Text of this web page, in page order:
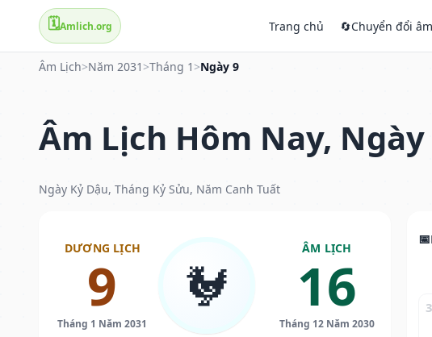
🗓️Amlich.org Trang chủ 🔄Chuyển đổi
Âm Lịch>Năm 2031 >Tháng 1 >Ngày 9
Âm Lịch Hôm Nay,
Ngày Kỷ Dậu, Tháng Kỷ Sửu, Năm Canh Tuất
DƯƠNG LỊCH
9
Tháng 1 Năm 2031
🐓
ÂM LỊCH
16
Tháng 12 Năm 2030